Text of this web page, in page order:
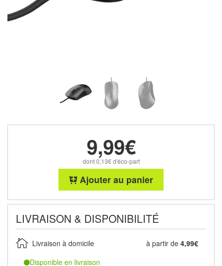
9,99€
dont 0,13€ d'éco-part
Ajouter au panier
LIVRAISON & DISPONIBILITÉ
Livraison à domicile à partir de 4,99€
Disponible en livraison